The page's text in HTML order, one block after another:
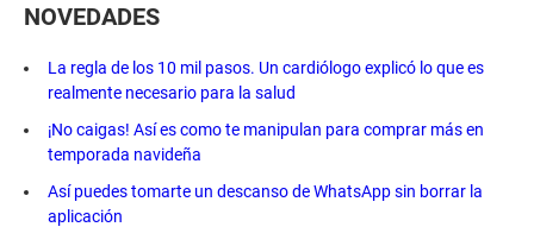
NOVEDADES
La regla de los 10 mil pasos. Un cardiólogo explicó lo que es
realmente necesario para la salud
¡No caigas! Así es como te manipulan para comprar más en
temporada navideña
Así puedes tomarte un descanso de WhatsApp sin borrar la
aplicación